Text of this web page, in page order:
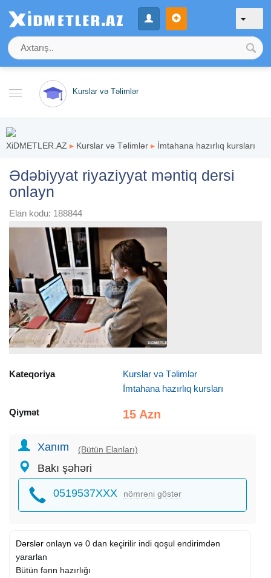
Kurslar və Təlimlər
XiDMETLER.AZ ▸ Kurslar və Təlimlər ▸ İmtahana hazırlıq kursları
Ədəbiyyat riyaziyyat məntiq dersi
onlayn
Elan kodu: 188844
Kateqoriya
Kurslar və Təlimlər
İmtahana hazırlıq kursları
Qiymət 15 Azn
Xanım (Bütün Elanları)
Bakı şəhəri
0519537XXX nömrəni göstər
Dərslər onlayn və 0 dan keçirilir indi qoşul endirimdən
yararlan
Bütün fənn hazırlığı